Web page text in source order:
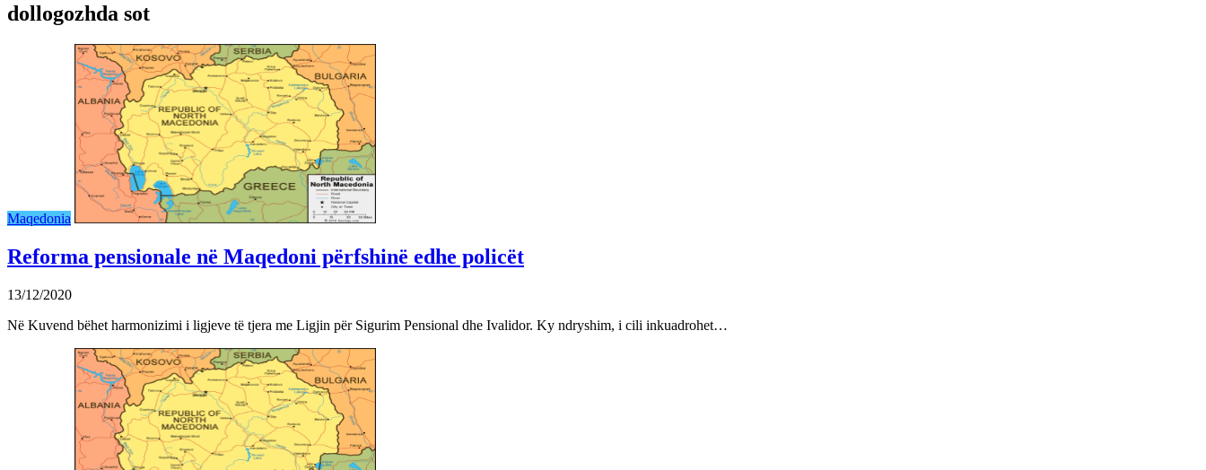
dollogozhda sot
Maqedonia
Reforma pensionale në Maqedoni përfshinë edhe policët
13/12/2020
Në Kuvend bëhet harmonizimi i ligjeve të tjera me Ligjin për Sigurim Pensional dhe Ivalidor. Ky ndryshim, i cili inkuadrohet…